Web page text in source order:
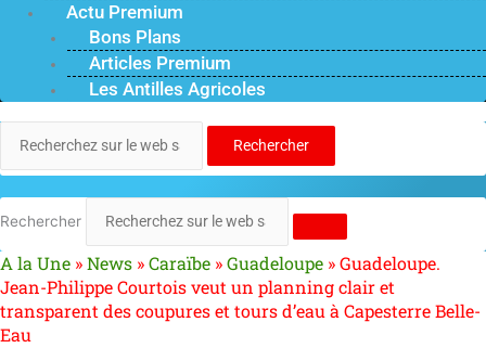
Actu Premium
Bons Plans
Articles Premium
Les Antilles Agricoles
Rechercher
Rechercher
A la Une »News »Caraïbe »Guadeloupe »Guadeloupe.
Jean-Philippe Courtois veut un planning clair et
transparent des coupures et tours d’eau à Capesterre Belle-
Eau